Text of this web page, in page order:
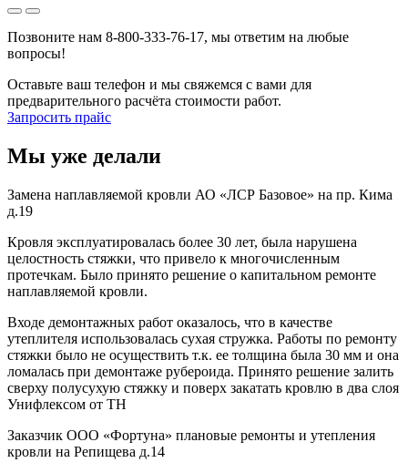
Позвоните нам 8-800-333-76-17, мы ответим на любые
вопросы!
Оставьте ваш телефон и мы свяжемся с вами для
предварительного расчёта стоимости работ.
Запросить прайс
Мы уже делали
Замена наплавляемой кровли АО «ЛСР Базовое» на пр. Кима
д.19
Кровля эксплуатировалась более 30 лет, была нарушена
целостность стяжки, что привело к многочисленным
протечкам. Было принято решение о капитальном ремонте
наплавляемой кровли.
Входе демонтажных работ оказалось, что в качестве
утеплителя использовалась сухая стружка. Работы по ремонту
стяжки было не осуществить т.к. ее толщина была 30 мм и она
ломалась при демонтаже рубероида. Принято решение залить
сверху полусухую стяжку и поверх закатать кровлю в два слоя
Унифлексом от ТН
Заказчик ООО «Фортуна» плановые ремонты и утепления
кровли на Репищева д.14